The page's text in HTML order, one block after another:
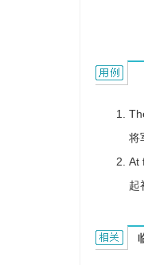
a timely
将
At
起
a timely